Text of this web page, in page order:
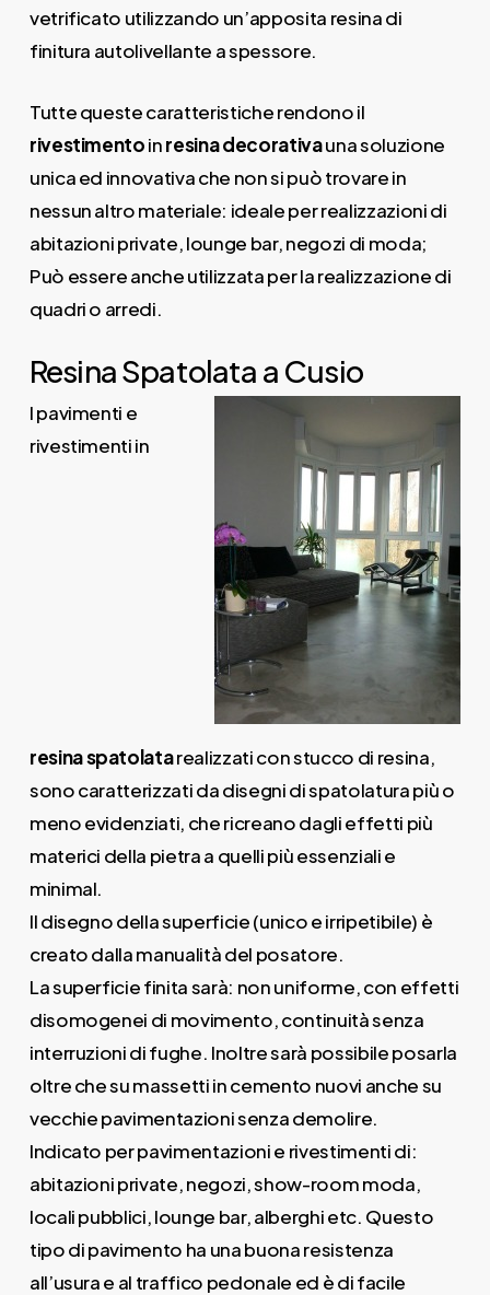
vetrificato utilizzando un’apposita resina di
finitura autolivellante a spessore.
Tutte queste caratteristiche rendono il
rivestimentoinresina decorativauna soluzione
unica ed innovativa che non si può trovare in
nessun altro materiale: ideale per realizzazioni di
abitazioni private, lounge bar, negozi di moda;
Può essere anche utilizzata per la realizzazione di
quadri o arredi.
Resina Spatolata a Cusio
I pavimenti e
rivestimenti in
resinaspatolatarealizzati con stucco di resina,
sono caratterizzati da disegni di spatolatura più o
meno evidenziati, che ricreano dagli effetti più
materici della pietra a quelli più essenziali e
minimal.
Il disegno della superficie (unico e irripetibile) è
creato dalla manualità del posatore.
La superficie finita sarà: non uniforme, con effetti
disomogenei di movimento, continuità senza
interruzioni di fughe. Inoltre sarà possibile posarla
oltre che su massetti in cemento nuovi anche su
vecchie pavimentazioni senza demolire.
Indicato per pavimentazioni e rivestimenti di:
abitazioni private, negozi, show-room moda,
locali pubblici, lounge bar, alberghi etc. Questo
tipo di pavimento ha una buona resistenza
all’usura e al traffico pedonale ed è di facile